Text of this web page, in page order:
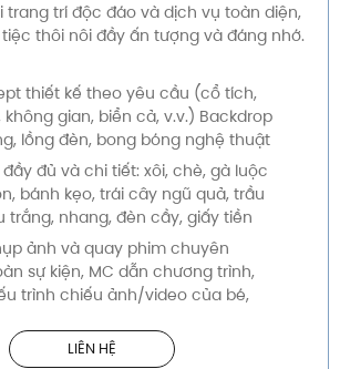
trang trí độc đáo và dịch vụ toàn diện,
thôi nôi đầy ấn tượng và đáng nhớ.
thiết kế theo yêu cầu (cổ tích,
gian, biển cả, v.v.) Backdrop
lồng đèn, bong bóng nghệ thuật
đủ và chi tiết: xôi, chè, gà luộc
bánh kẹo, trái cây ngũ quả, trầu
trắng, nhang, đèn cầy, giấy tiền
ảnh và quay phim chuyên
sự kiện, MC dẫn chương trình,
trình chiếu ảnh/video của bé,
LIÊN HỆ